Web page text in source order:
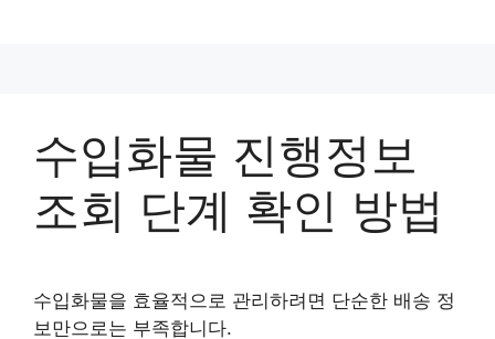
수입화물 진행정보
조회 단계 확인 방법
수입화물을 효율적으로 관리하려면 단순한 배송 정
보만으로는 부족합니다.